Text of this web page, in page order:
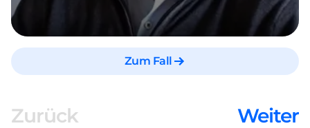
Zum Fall
Zurück Weiter